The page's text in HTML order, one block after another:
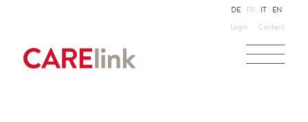
Login Contact
DE FR EN